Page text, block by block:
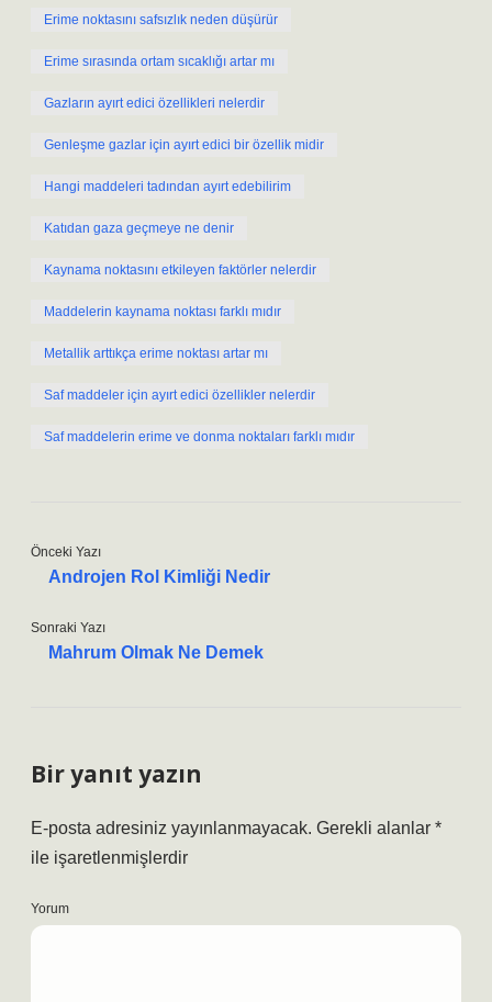
Erime noktasını safsızlık neden düşürür
Erime sırasında ortam sıcaklığı artar mı
Gazların ayırt edici özellikleri nelerdir
Genleşme gazlar için ayırt edici bir özellik midir
Hangi maddeleri tadından ayırt edebilirim
Katıdan gaza geçmeye ne denir
Kaynama noktasını etkileyen faktörler nelerdir
Maddelerin kaynama noktası farklı mıdır
Metallik arttıkça erime noktası artar mı
Saf maddeler için ayırt edici özellikler nelerdir
Saf maddelerin erime ve donma noktaları farklı mıdır
Önceki Yazı
Androjen Rol Kimliği Nedir
Sonraki Yazı
Mahrum Olmak Ne Demek
Bir yanıt yazın
E-posta adresiniz yayınlanmayacak. Gerekli alanlar *
ile işaretlenmişlerdir
Yorum